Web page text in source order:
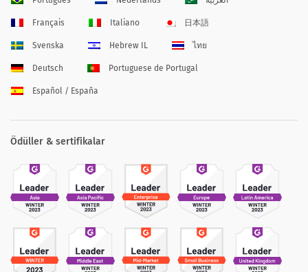
Français Italiano 日本語
Svenska Hebrew IL ไทย
Deutsch Portuguese de Portugal
Español / España
Ödüller & sertifikalar